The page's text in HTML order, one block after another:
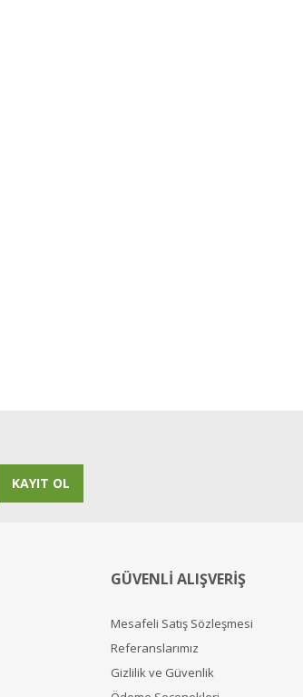
KAYIT OL
GÜVENLİ ALIŞVERİŞ
Mesafeli Satış Sözleşmesi
Referanslarımız
Gizlilik ve Güvenlik